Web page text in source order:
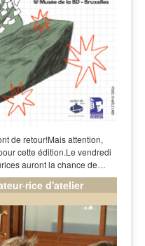
de retour!Mais attention,
cette édition.Le vendredi
auront la chance de…
d'atelier